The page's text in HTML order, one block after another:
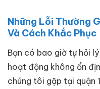
Những Lỗi Thường
Và Cách Khắc Phục
Bạn có bao giờ tự hỏi
hoạt động không ổn
chúng tôi gặp tại quận